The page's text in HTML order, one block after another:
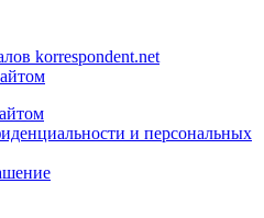
korrespondent.net
и персональных